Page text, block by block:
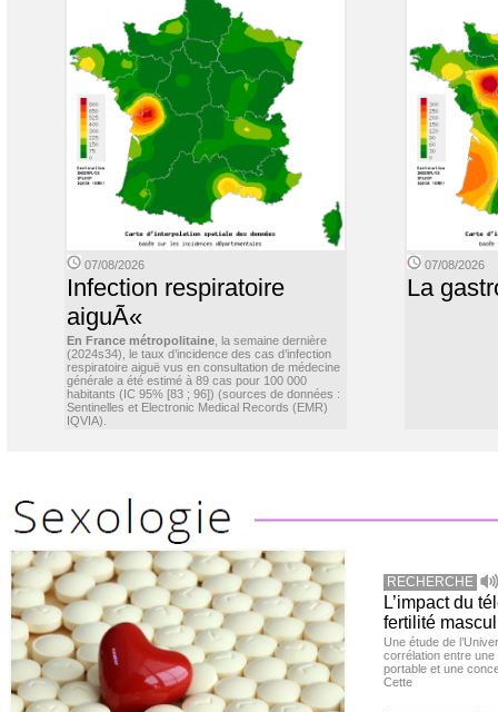
07/08/2026
Infection respiratoire
aiguÃ«
En France métropolitaine , la semaine dernière
(2024s34), le taux d’incidence des cas d’infection
respiratoire aiguë vus en consultation de médecine
générale a été estimé à 89 cas pour 100 000
habitants (IC 95% [83 ; 96]) (sources de données :
Sentinelles et Electronic Medical Records (EMR)
IQVIA).
07/08/2026
La
RECHERCHE
L’impact du
fertilité
Une étude de
corrélation entre une
portable et une
Cette